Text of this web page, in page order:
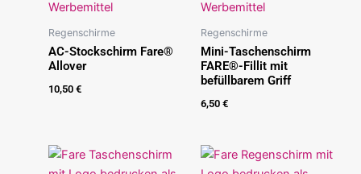
Regenschirme
AC-Stockschirm Fare®
Allover
10,50 €
Regenschirme
Mini-Taschenschirm
FARE®-Fillit mit
befüllbarem Griff
6,50 €